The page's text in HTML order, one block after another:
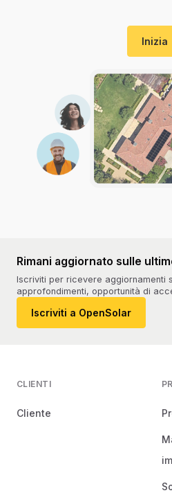
Inizia
Rimani aggiornato sulle
Iscriviti per ricevere aggiornamenti
approfondimenti, opportunità di
Iscriviti a OpenSolar
CLIENTI
Cliente